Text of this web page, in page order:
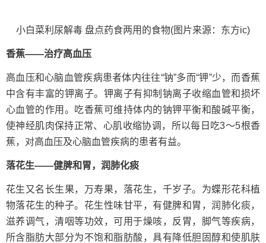
小白菜利尿解毒 盘点药食两用的食物(图片来源：东方ic)
香蕉——治疗高血压
高血压和心脑血管疾病患者体内往往“钠”多而“钾”少，而香蕉
中含有丰富的钾离子。钾离子有抑制钠离子收缩血管和损坏
心血管的作用。吃香蕉可维持体内的钠钾平衡和酸碱平衡，
使神经肌肉保持正常、心肌收缩协调，所以每日吃3～5根香
蕉，对高血压及心脑血管疾病的患者有益。
落花生——健脾和胃，润肺化痰
花生又名长生果，万寿果，落花生，千岁子。为蝶形花科植
物落花生的种子。花生性味甘平，有健脾和胃，润肺化痰，
滋养调气，清咽等功效，可用于燥咳，反胃，脚气等疾病，
所含脂肪大部分为不饱和脂肪酸，具有降低胆固醇和使肌肤